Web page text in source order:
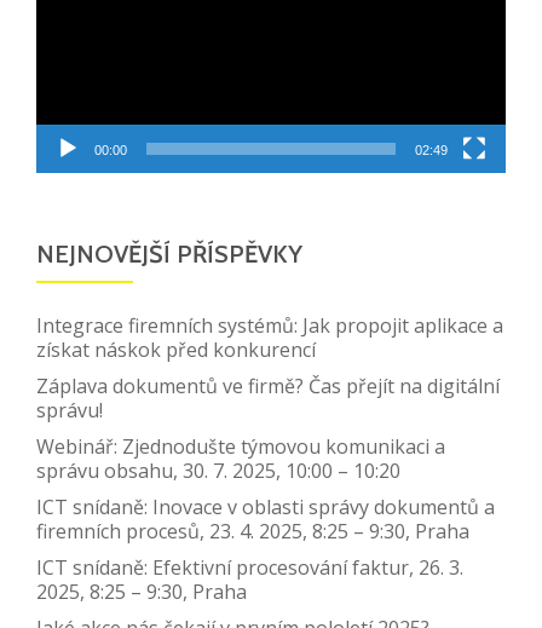
00:00 02:49
NEJNOVĚJŠÍ PŘÍSPĚVKY
Integrace firemních systémů: Jak propojit aplikace a
získat náskok před konkurencí
Záplava dokumentů ve firmě? Čas přejít na digitální
správu!
Webinář: Zjednodušte týmovou komunikaci a
správu obsahu, 30. 7. 2025, 10:00 – 10:20
ICT snídaně: Inovace v oblasti správy dokumentů a
firemních procesů, 23. 4. 2025, 8:25 – 9:30, Praha
ICT snídaně: Efektivní procesování faktur, 26. 3.
2025, 8:25 – 9:30, Praha